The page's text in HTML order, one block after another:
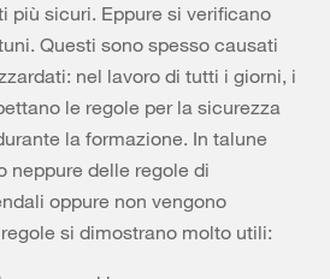
più sicuri. Eppure si verificano
Questi sono spesso causati
nel lavoro di tutti i giorni, i
le regole per la sicurezza
la formazione. In talune
neppure delle regole di
oppure non vengono
si dimostrano molto utili: